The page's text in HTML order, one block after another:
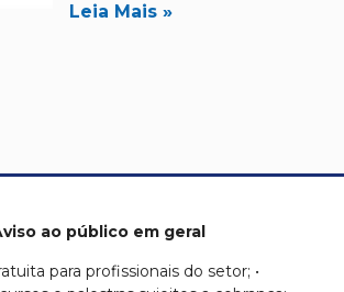
Leia Mais »
ao público em geral
para profissionais do setor; •